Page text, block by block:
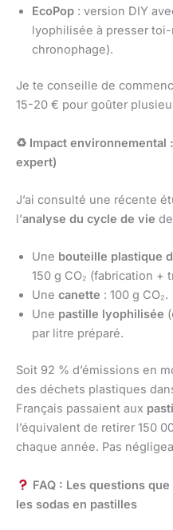
EcoPop : version DIY
lyophilisée à presser
chronophage).
Je te conseille de
15-20 € pour goûter
♻ Impact environnemental
expert)
J’ai consulté une récente
l’analyse du cycle de vie
Une bouteille plastique
150 g CO₂ (fabrication +
Une canette : 100 g CO₂.
Une pastille lyophilisée
par litre préparé.
Soit 92 % d’émissions en
des déchets plastiques
Français passaient aux
l’équivalent de retirer 150
chaque année. Pas
FAQ : Les questions
les sodas en pastilles